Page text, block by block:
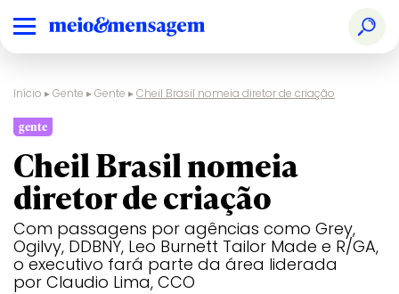
Início ▸Gente ▸Gente ▸Cheil Brasil nomeia diretor de criação
gente
Cheil Brasil nomeia
diretor de criação
Com passagens por agências como Grey,
Ogilvy, DDBNY, Leo Burnett Tailor Made e R/GA,
o executivo fará parte da área liderada
por Claudio Lima, CCO